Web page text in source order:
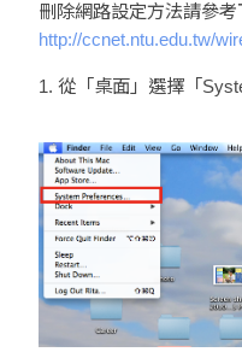
刪除網路設定方法請參考
http://ccnet.ntu.edu.tw/
1. 從「桌面」選擇「